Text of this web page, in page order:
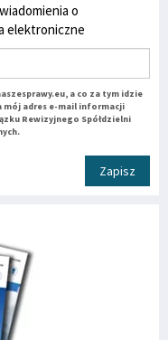
o
elektroniczne
a co za tym idzie
mój adres e-mail informacji
Rewizyjnego Spółdzielni
Zapisz